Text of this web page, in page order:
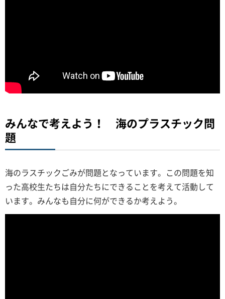
みんなで考えよう！ 海のプラスチック問
題
海のラスチックごみが問題となっています。この問題を知
った高校生たちは自分たちにできることを考えて活動して
います。みんなも自分に何ができるか考えよう。